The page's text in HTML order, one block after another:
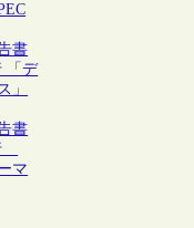
書
「デ
」
書
マ